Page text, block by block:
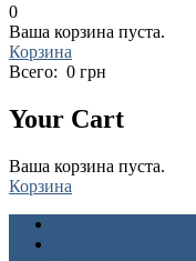
0
Ваша корзина пуста.
Корзина
Всего: 0 грн
Your Cart
Ваша корзина пуста.
Корзина